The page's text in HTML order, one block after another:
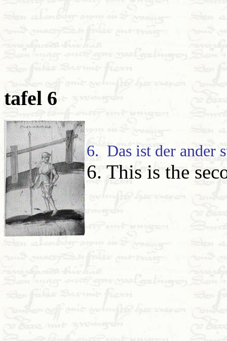
tafel 6
6. Das ist der ander
6. This is the